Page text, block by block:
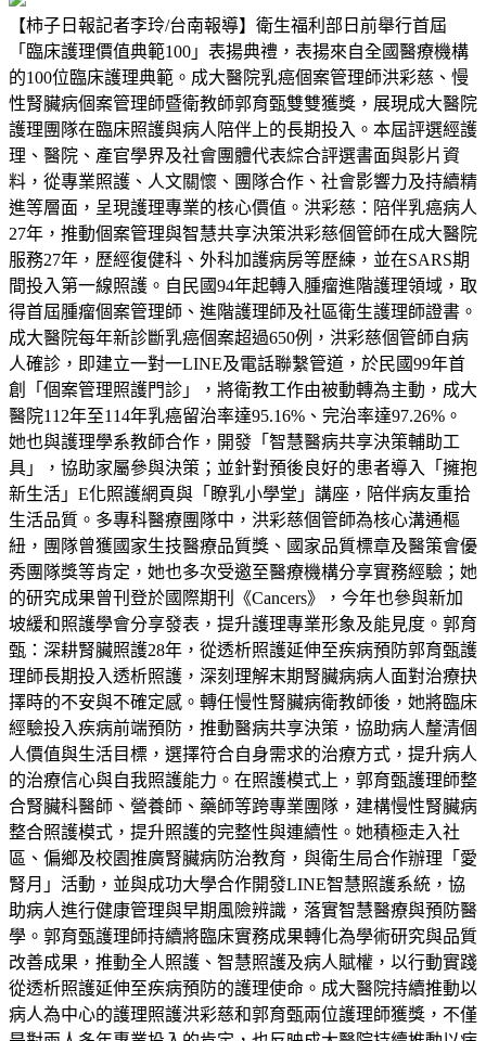
【柿子日報記者李玲/台南報導】衛生福利部日前舉行首屆
「臨床護理價值典範100」表揚典禮，表揚來自全國醫療機構
的100位臨床護理典範。成大醫院乳癌個案管理師洪彩慈、慢
性腎臟病個案管理師暨衛教師郭育甄雙雙獲獎，展現成大醫院
護理團隊在臨床照護與病人陪伴上的長期投入。本屆評選經護
理、醫院、產官學界及社會團體代表綜合評選書面與影片資
料，從專業照護、人文關懷、團隊合作、社會影響力及持續精
進等層面，呈現護理專業的核心價值。洪彩慈：陪伴乳癌病人
27年，推動個案管理與智慧共享決策洪彩慈個管師在成大醫院
服務27年，歷經復健科、外科加護病房等歷練，並在SARS期
間投入第一線照護。自民國94年起轉入腫瘤進階護理領域，取
得首屆腫瘤個案管理師、進階護理師及社區衛生護理師證書。
成大醫院每年新診斷乳癌個案超過650例，洪彩慈個管師自病
人確診，即建立一對一LINE及電話聯繫管道，於民國99年首
創「個案管理照護門診」，將衛教工作由被動轉為主動，成大
醫院112年至114年乳癌留治率達95.16%、完治率達97.26%。
她也與護理學系教師合作，開發「智慧醫病共享決策輔助工
具」，協助家屬參與決策；並針對預後良好的患者導入「擁抱
新生活」E化照護網頁與「瞭乳小學堂」講座，陪伴病友重拾
生活品質。多專科醫療團隊中，洪彩慈個管師為核心溝通樞
紐，團隊曾獲國家生技醫療品質獎、國家品質標章及醫策會優
秀團隊獎等肯定，她也多次受邀至醫療機構分享實務經驗；她
的研究成果曾刊登於國際期刊《Cancers》，今年也參與新加
坡緩和照護學會分享發表，提升護理專業形象及能見度。郭育
甄：深耕腎臟照護28年，從透析照護延伸至疾病預防郭育甄護
理師長期投入透析照護，深刻理解末期腎臟病病人面對治療抉
擇時的不安與不確定感。轉任慢性腎臟病衛教師後，她將臨床
經驗投入疾病前端預防，推動醫病共享決策，協助病人釐清個
人價值與生活目標，選擇符合自身需求的治療方式，提升病人
的治療信心與自我照護能力。在照護模式上，郭育甄護理師整
合腎臟科醫師、營養師、藥師等跨專業團隊，建構慢性腎臟病
整合照護模式，提升照護的完整性與連續性。她積極走入社
區、偏鄉及校園推廣腎臟病防治教育，與衛生局合作辦理「愛
腎月」活動，並與成功大學合作開發LINE智慧照護系統，協
助病人進行健康管理與早期風險辨識，落實智慧醫療與預防醫
學。郭育甄護理師持續將臨床實務成果轉化為學術研究與品質
改善成果，推動全人照護、智慧照護及病人賦權，以行動實踐
從透析照護延伸至疾病預防的護理使命。成大醫院持續推動以
病人為中心的護理照護洪彩慈和郭育甄兩位護理師獲獎，不僅